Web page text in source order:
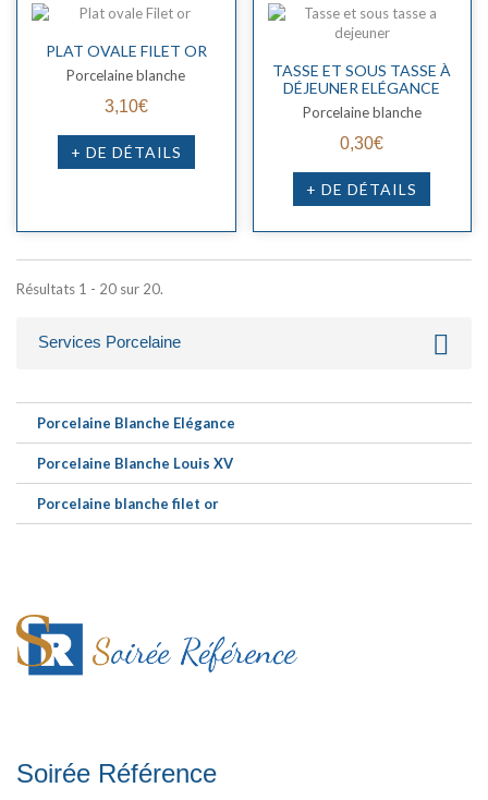
PLAT OVALE FILET OR
Porcelaine blanche
3,10€
+ DE DÉTAILS
TASSE ET SOUS TASSE À
DÉJEUNER ELÉGANCE
Porcelaine blanche
0,30€
+ DE DÉTAILS
Résultats 1 - 20 sur 20.
Services Porcelaine
Porcelaine Blanche Elégance
Porcelaine Blanche Louis XV
Porcelaine blanche filet or
Soirée Référence